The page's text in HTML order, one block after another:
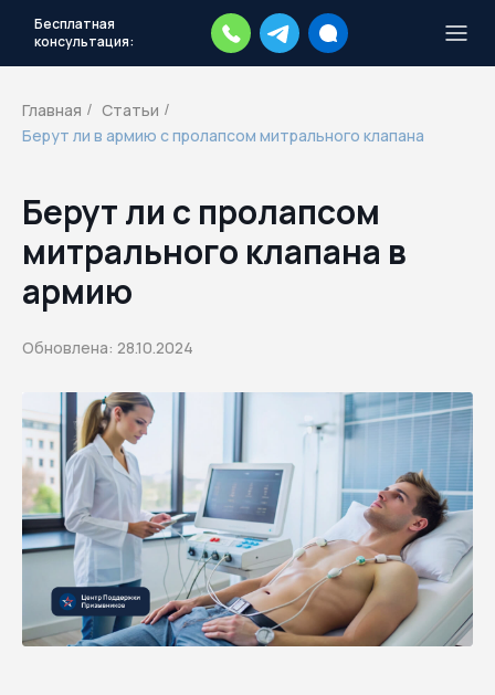
Бесплатная
консультация:
Главная / Статьи /
Берут ли в армию с пролапсом митрального клапана
Берут ли с пролапсом
митрального клапана в
армию
Обновлена: 28.10.2024
каждый день.
действий